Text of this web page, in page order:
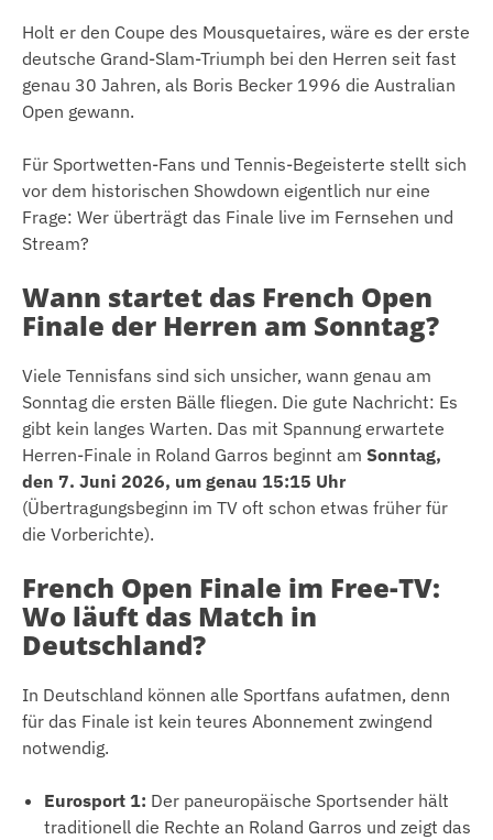
Holt er den Coupe des Mousquetaires, wäre es der erste
deutsche Grand-Slam-Triumph bei den Herren seit fast
genau 30 Jahren, als Boris Becker 1996 die Australian
Open gewann.
Für Sportwetten-Fans und Tennis-Begeisterte stellt sich
vor dem historischen Showdown eigentlich nur eine
Frage: Wer überträgt das Finale live im Fernsehen und
Stream?
Wann startet das French Open
Finale der Herren am Sonntag?
Viele Tennisfans sind sich unsicher, wann genau am
Sonntag die ersten Bälle fliegen. Die gute Nachricht: Es
gibt kein langes Warten. Das mit Spannung erwartete
Herren-Finale in Roland Garros beginnt am Sonntag,
den 7. Juni 2026, um genau 15:15 Uhr
(Übertragungsbeginn im TV oft schon etwas früher für
die Vorberichte).
French Open Finale im Free-TV:
Wo läuft das Match in
Deutschland?
In Deutschland können alle Sportfans aufatmen, denn
für das Finale ist kein teures Abonnement zwingend
notwendig.
Eurosport 1: Der paneuropäische Sportsender hält
traditionell die Rechte an Roland Garros und zeigt das